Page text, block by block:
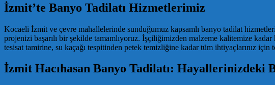
İzmit’te Banyo Tadilatı Hizmetlerimiz
Kocaeli İzmit ve çevre mahallelerinde sunduğumuz kapsamlı banyo tadilat
projenizi başarılı bir şekilde tamamlıyoruz. İşçiliğimizden malzeme kalitemize
tesisat tamirine, su kaçağı tespitinden petek temizliğine kadar tüm ihtiyaçlarınız
İzmit Hacıhasan Banyo Tadilatı: Hayallerinizdeki